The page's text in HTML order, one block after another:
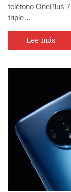
teléfono OnePlus
triple…
Lee más